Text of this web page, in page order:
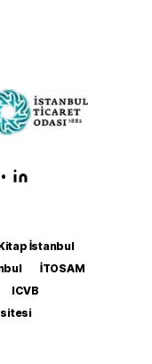
•
İstanbul
İTOSAM
ICVB